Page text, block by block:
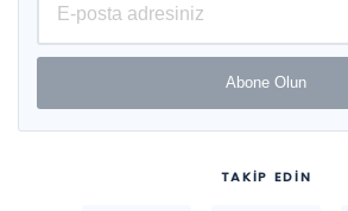
Abone Olun
TAKİP EDİN